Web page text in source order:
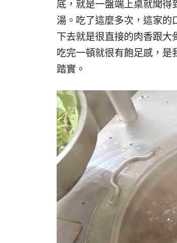
底，就是一盤端上桌就聞得
湯。吃了這麼多次，這家的
下去就是很直接的肉香跟大
吃完一頓就很有飽足感，是
踏實。